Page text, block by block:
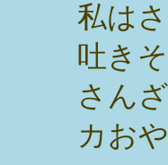
私は
吐きそ
さん
カお